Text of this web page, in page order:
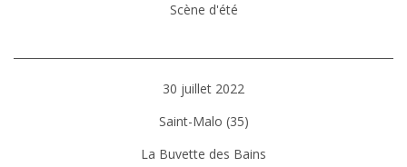
Scène d'été
30 juillet 2022
Saint-Malo (35)
La Buvette des Bains